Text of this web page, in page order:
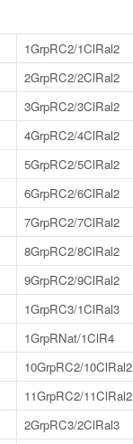
1GrpRC2/1ClRal2
2GrpRC2/2ClRal2
3GrpRC2/3ClRal2
4GrpRC2/4ClRal2
5GrpRC2/5ClRal2
6GrpRC2/6ClRal2
7GrpRC2/7ClRal2
8GrpRC2/8ClRal2
9GrpRC2/9ClRal2
1GrpRC3/1ClRal3
1GrpRNat/1ClR4
10GrpRC2/10ClRal2
11GrpRC2/11ClRal2
2GrpRC3/2ClRal3